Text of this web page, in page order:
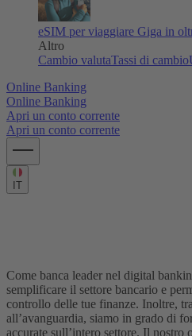
eSIM per viaggiare Giga in
Altro
Cambio valutaTassi di cambio
Online Banking
Online Banking
Apri un conto corrente
Apri un conto corrente
IT
Come banca leader nel digital
semplificare il settore bancario e
controllo delle tue finanze. Inoltre,
all’avanguardia, siamo in grado di
accurate sull’intero settore. Il nostro